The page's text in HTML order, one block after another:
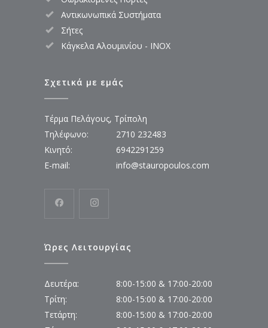
Αντικωνωπικά Συστήματα
Σήτες
Κάγκελα Αλουμινίου - INOX
Σχετικά με εμάς
Τέρμα Πελάγους, Τρίπολη
Τηλέφωνο:
2710 232483
Κινητό:
6942291259
E-mail:
info@stauropoulos.com
Ώρες Λειτουργίας
Δευτέρα:
8:00-15:00 & 17:00-20:00
Τρίτη:
8:00-15:00 & 17:00-20:00
Τετάρτη:
8:00-15:00 & 17:00-20:00